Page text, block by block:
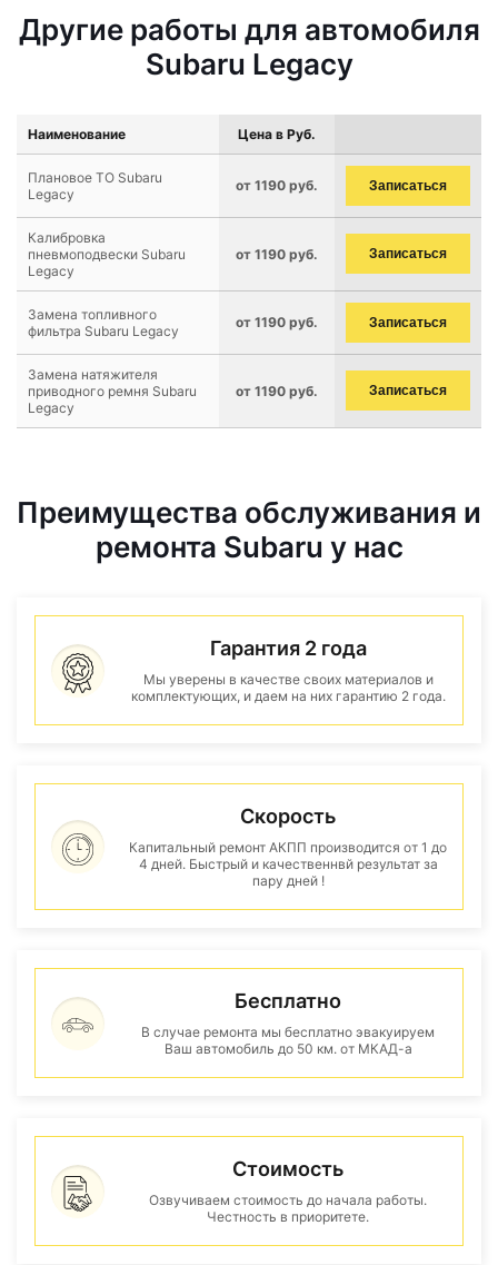
Другие работы для автомобиля
Subaru Legacy
Наименование Цена в Руб.
Плановое ТО Subaru
Legacy
от 1190 руб. Записаться
Калибровка
пневмоподвески Subaru
Legacy
от 1190 руб. Записаться
Замена топливного
фильтра Subaru Legacy
от 1190 руб. Записаться
Замена натяжителя
приводного ремня Subaru
Legacy
от 1190 руб. Записаться
Преимущества обслуживания и
ремонта Subaru у нас
Гарантия 2 года
Мы уверены в качестве своих материалов и
комплектующих, и даем на них гарантию 2 года.
Скорость
Капитальный ремонт АКПП производится от 1 до
4 дней. Быстрый и качественнвй результат за
пару дней !
Бесплатно
В случае ремонта мы бесплатно эвакуируем
Ваш автомобиль до 50 км. от МКАД-а
Стоимость
Озвучиваем стоимость до начала работы.
Честность в приоритете.